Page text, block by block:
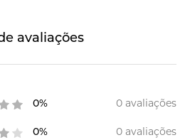
avaliações
0% 0 avaliações
0% 0 avaliações